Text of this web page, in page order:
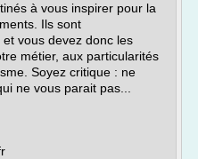
à vous inspirer pour la
Ils sont
vous devez donc les
métier, aux particularités
Soyez critique : ne
ne vous parait pas...